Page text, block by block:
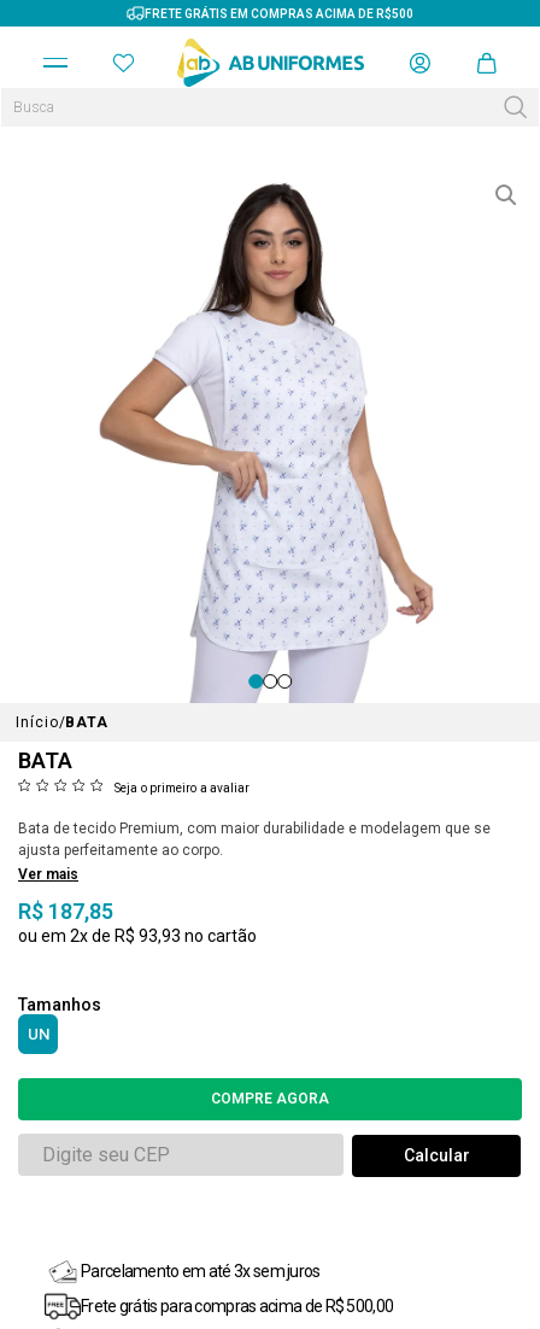
FRETE GRÁTIS EM COMPRAS ACIMA DE R$500
Início BATA
BATA
Seja o primeiro a avaliar
Bata de tecido Premium, com maior durabilidade e modelagem que se
ajusta perfeitamente ao corpo.
Ver mais
R$ 187,85
2x R$ 93,93
UN
Parcelamento em até 3x sem juros
Frete grátis para compras acima de R$ 500,00